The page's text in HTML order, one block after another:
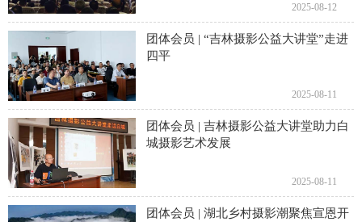
2025-08-12
团体会员 | “吉林摄影公益大讲堂”走进
四平
2025-08-11
团体会员 | 吉林摄影公益大讲堂助力白
城摄影艺术发展
2025-08-11
团体会员 | 湖北乡村摄影潮聚焦宣恩开